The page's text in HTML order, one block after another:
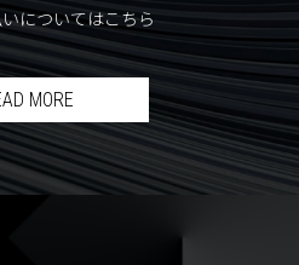
についてはこちら
MORE